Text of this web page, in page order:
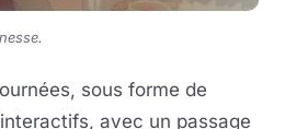
sous forme de
avec un passage